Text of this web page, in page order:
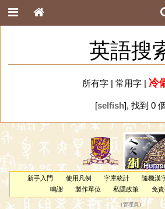
英語搜
所有字| 常用字| 冷
[selfish], 找到 0
新手入門 使用凡例 字庫統計 隨機漢
鳴謝
製作單位 私隱政策 免責
（管理員 ）